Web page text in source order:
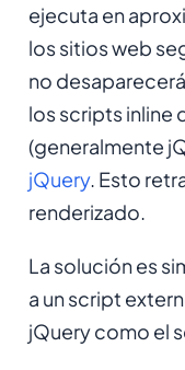
ejecuta en
los sitios web
no
los scripts inline
(generalmente
jQuery. Esto
renderizado.
La solución es
a un script
jQuery como el